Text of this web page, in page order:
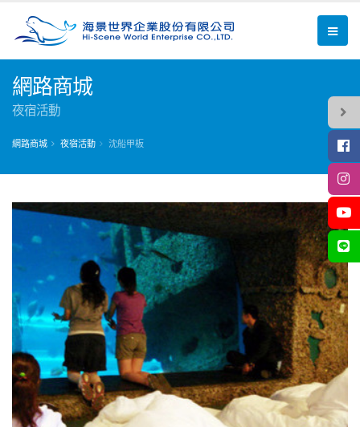
網路商城
夜宿活動
網路商城 夜宿活動 沈船甲板